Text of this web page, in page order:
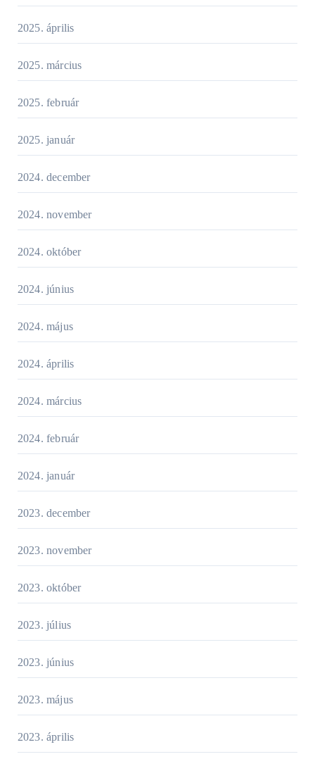
2025. április
2025. március
2025. február
2025. január
2024. december
2024. november
2024. október
2024. június
2024. május
2024. április
2024. március
2024. február
2024. január
2023. december
2023. november
2023. október
2023. július
2023. június
2023. május
2023. április